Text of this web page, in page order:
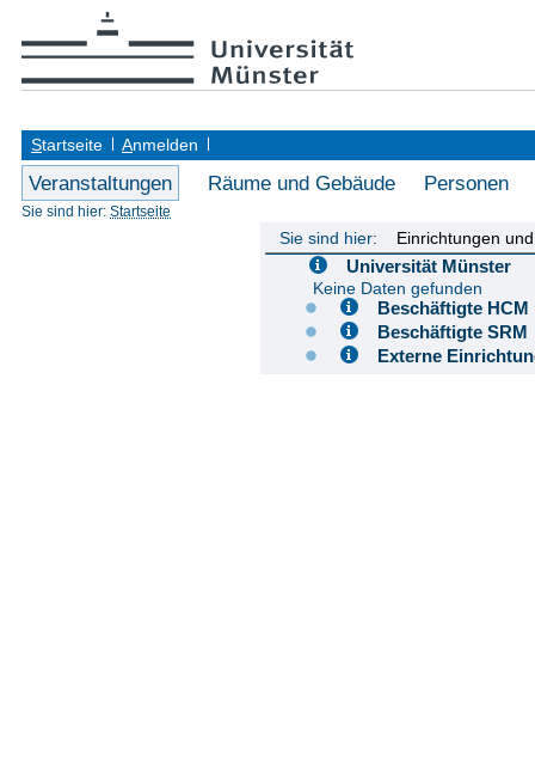
Startseite Anmelden
Veranstaltungen Räume und Gebäude Personen
Sie sind hier: Startseite
Sie sind hier: Einrichtungen
Universität Münster
Keine Daten gefunden
Beschäftigte
Beschäftigte
Externe